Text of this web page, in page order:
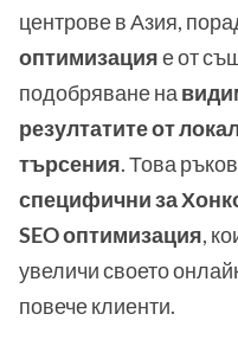
центрове в Азия,
оптимизацияе от
подобряване на
резултатите от
търсения. Това
специфични за
SEO оптимизация,
увеличи своето
повече клиенти.